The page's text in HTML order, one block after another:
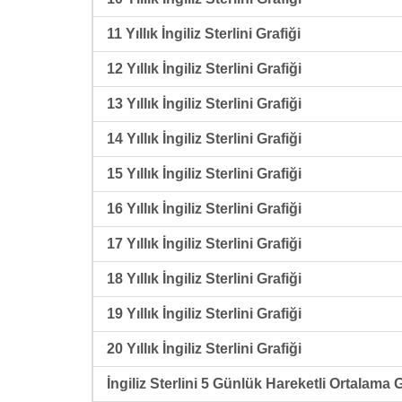
11 Yıllık İngiliz Sterlini Grafiği
12 Yıllık İngiliz Sterlini Grafiği
13 Yıllık İngiliz Sterlini Grafiği
14 Yıllık İngiliz Sterlini Grafiği
15 Yıllık İngiliz Sterlini Grafiği
16 Yıllık İngiliz Sterlini Grafiği
17 Yıllık İngiliz Sterlini Grafiği
18 Yıllık İngiliz Sterlini Grafiği
19 Yıllık İngiliz Sterlini Grafiği
20 Yıllık İngiliz Sterlini Grafiği
İngiliz Sterlini 5 Günlük Hareketli Ortalama